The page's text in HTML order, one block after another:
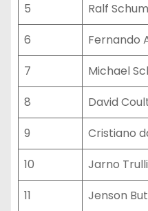
5
Ralf
6
Fernando
7
Michael
8
David
9
Cristiano
10
Jarno Trulli
11
Jenson